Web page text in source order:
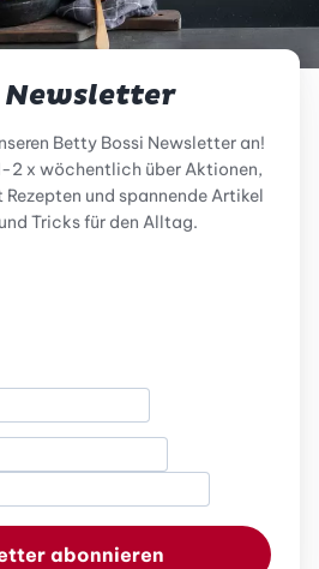
Newsletter
Betty Bossi Newsletter an!
2 x wöchentlich über Aktionen,
und spannende Artikel
Tricks für den Alltag.
abonnieren